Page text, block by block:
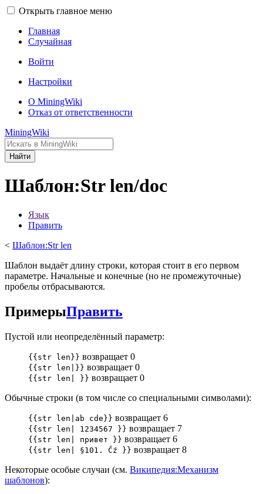
Открыть главное меню
Главная
Случайная
Войти
Настройки
О MiningWiki
Отказ от ответственности
MiningWiki
Найти
Шаблон:Str len/doc
Язык
Править
< Шаблон:Str len
Шаблон выдаёт длину строки, которая стоит в его первом
параметре. Начальные и конечные (но не промежуточные)
пробелы отбрасываются.
ПримерыПравить
Пустой или неопределённый параметр:
{{str len}} возвращает 0
{{str len|}} возвращает 0
{{str len| }} возвращает 0
Обычные строки (в том числе со специальными символами):
{{str len|ab cde}} возвращает 6
{{str len| 1234567 }} возвращает 7
{{str len| привет }} возвращает 6
{{str len| §101. Ĉź }} возвращает 8
Некоторые особые случаи (см. Википедия:Механизм
шаблонов):